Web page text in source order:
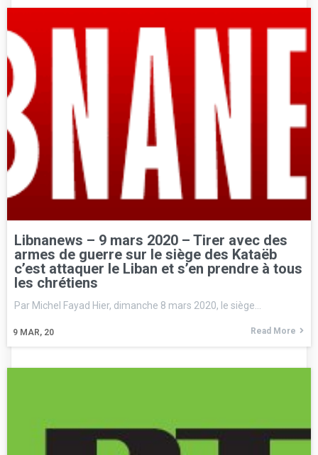
Libnanews – 9 mars 2020 – Tirer avec des
armes de guerre sur le siège des Kataëb
c’est attaquer le Liban et s’en prendre à tous
les chrétiens
9 MAR, 20
Par Michel Fayad Hier, dimanche 8 mars 2020, le siège…
Read More